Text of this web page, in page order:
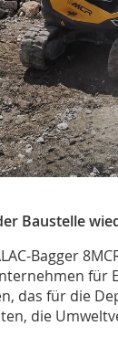
Baustelle
Bagger
für
das für die
die